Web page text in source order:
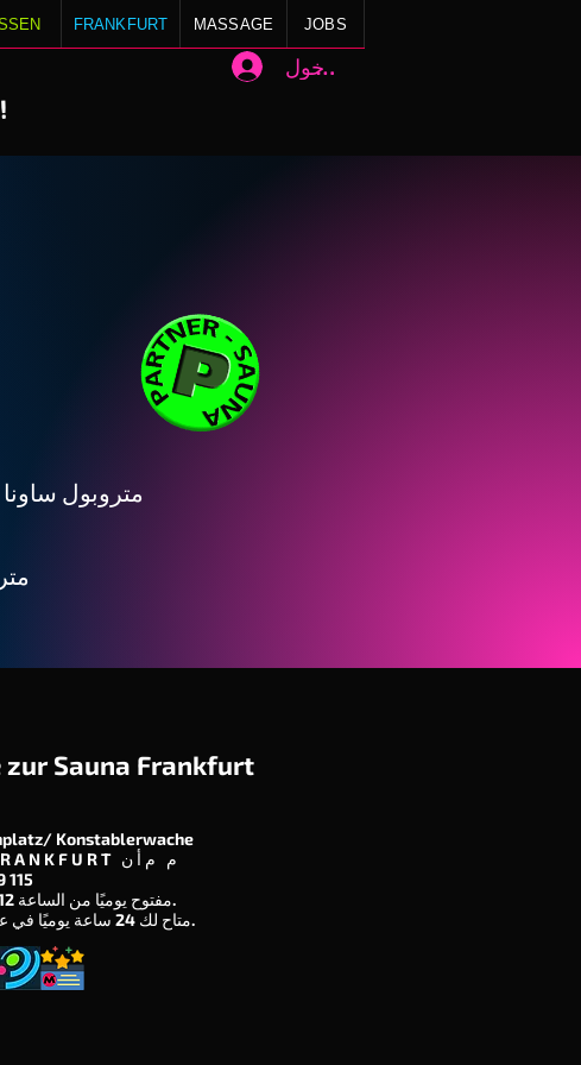
FRANKFURT MASSAGE JOBS
تسجيل الدخول
متروبول
Konstablerwache
115
مفتوح يوميًا من الساعة 12 ظهرًا حتى 7 صباحًا.
متاح لك 24 ساعة يوميًا في عطلات نهاية الأسبوع.
zur Sauna Frankfurt